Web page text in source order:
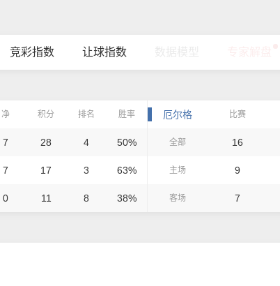
竞彩指数 让球指数
净 积分 排名 胜率
7 28 4 50%
7 17 3 63%
0 11 8 38%
厄尔格 比赛
全部 16
主场 9
客场 7